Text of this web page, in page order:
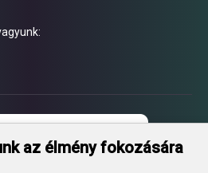
az élmény fokozására